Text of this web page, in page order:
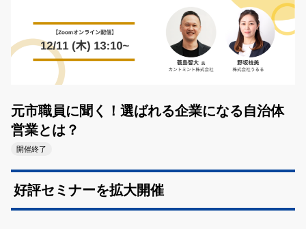
元市職員に聞く！選ばれる企業になる自治体
営業とは？
開催終了
好評セミナーを拡大開催